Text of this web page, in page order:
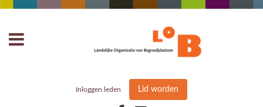
Inloggen leden Lid worden